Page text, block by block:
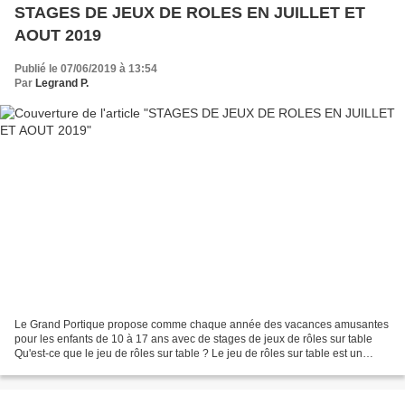
STAGES DE JEUX DE ROLES EN JUILLET ET
AOUT 2019
Publié le 07/06/2019 à 13:54
Par Legrand P.
Le Grand Portique propose comme chaque année des vacances amusantes
pour les enfants de 10 à 17 ans avec de stages de jeux de rôles sur table
Qu'est-ce que le jeu de rôles sur table ? Le jeu de rôles sur table est un